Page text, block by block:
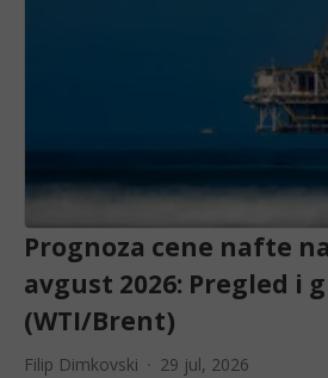
Prognoza cene nafte
avgust 2026: Pregled i
(WTI/Brent)
Filip Dimkovski 29 jul, 2026